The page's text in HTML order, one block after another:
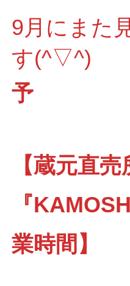
9月にまた
す(^▽^)
予
【蔵元直売
『
業時間】